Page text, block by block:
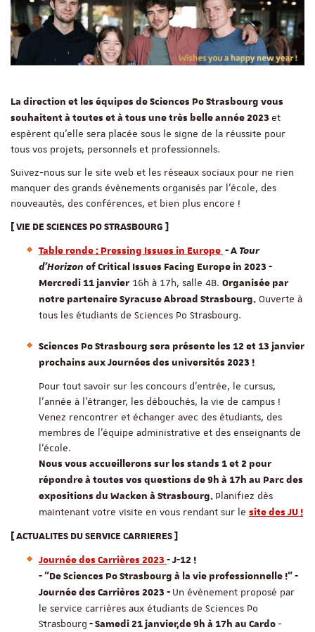
La direction et les équipes de Sciences Po Strasbourg vous
souhaitent à toutes et à tous une très belle année 2023 et
espèrent qu’elle sera placée sous le signe de la réussite pour
tous vos projets, personnels et professionnels.
Suivez-nous sur le site web et les réseaux sociaux pour ne rien
manquer des grands évènements organisés par l'école, des
nouveautés, des conférences, et bien plus encore !
[ VIE DE SCIENCES PO STRASBOURG ]
Table ronde : Pressing Issues in Europe - A Tour
d'Horizon of Critical Issues Facing Europe in 2023 -
Mercredi 11 janvier 16h à 17h, salle 4B. Organisée par
notre partenaire Syracuse Abroad Strasbourg. Ouverte à
tous les étudiants de Sciences Po Strasbourg.
Sciences Po Strasbourg sera présente les 12 et 13 janvier
prochains aux Journées des universités 2023 !
Pour tout savoir sur les concours d'entrée, le cursus,
l'année à l'étranger, les débouchés, la vie de campus !
Venez rencontrer et échanger avec des étudiants, des
membres de l'équipe administrative et des enseignants de
l'école.
Nous vous accueillerons sur les stands 1 et 2 pour
répondre à toutes vos questions de 9h à 17h au Parc des
expositions du Wacken à Strasbourg. Planifiez dès
maintenant votre visite en vous rendant sur le site des JU !
[ACTUALITES DU SERVICE CARRIERES ]
Journée des Carrières 2023 - J-12 !
- "De Sciences Po Strasbourg à la vie professionnelle !" -
Journée des Carrières 2023 - Un évènement proposé par
le service carrières aux étudiants de Sciences Po
Strasbourg - Samedi 21 janvier,de 9h à 17h au Cardo-